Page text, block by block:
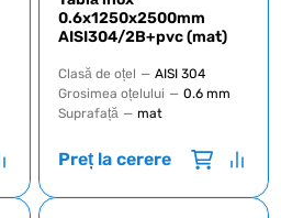
0.6х1250х2500mm
AISI304/2B+pvc (mat)
Clasă de oțel — AISI 304
Grosimea oțelului — 0.6 mm
Suprafață — mat
Preț la cerere